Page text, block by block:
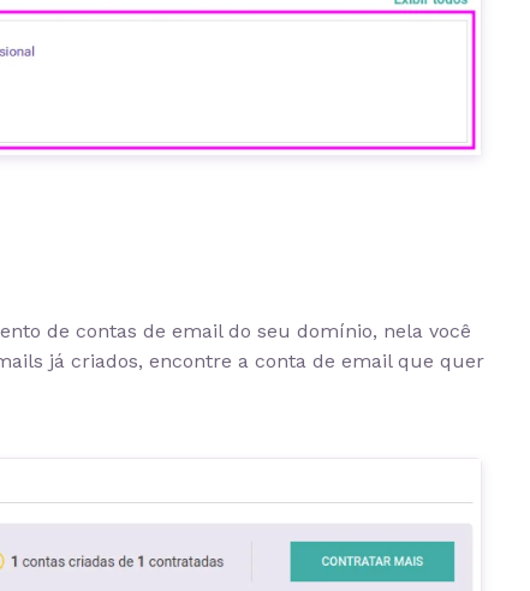
de contas de email do seu domínio, nela você
já criados, encontre a conta de email que quer